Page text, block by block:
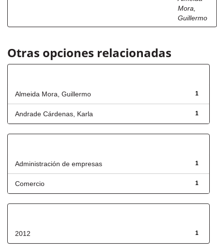
Mora,
Guillermo
Otras opciones relacionadas
1
Almeida Mora, Guillermo
1
Andrade Cárdenas, Karla
1
Administración de empresas
1
Comercio
1
2012